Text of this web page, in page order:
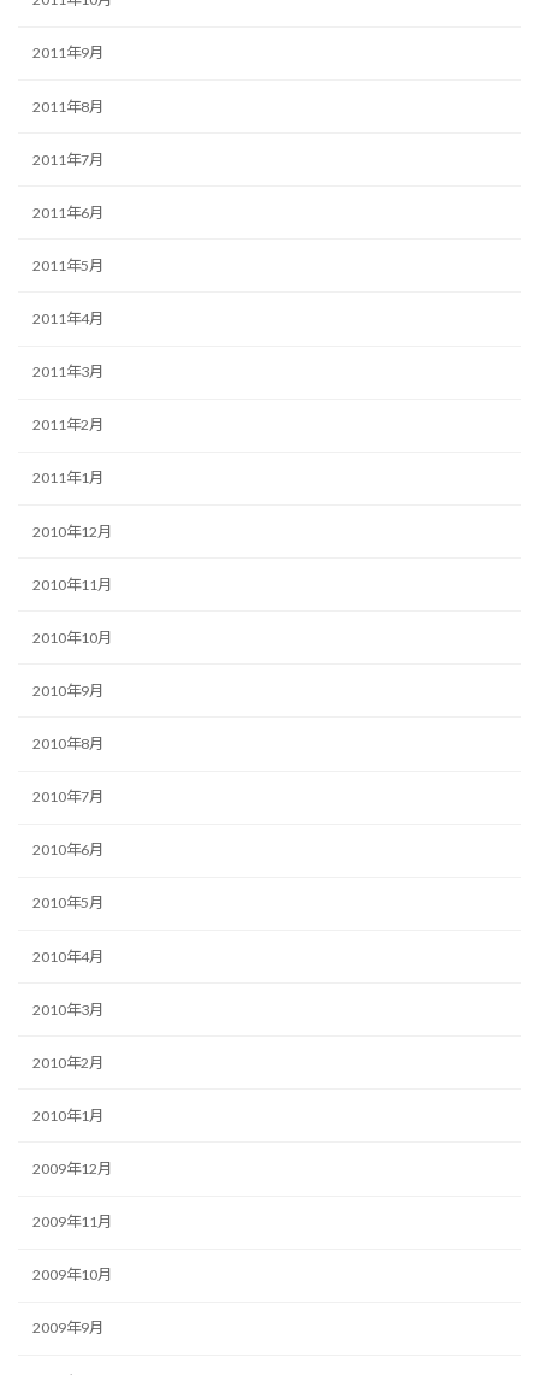
2011年9月
2011年8月
2011年7月
2011年6月
2011年5月
2011年4月
2011年3月
2011年2月
2011年1月
2010年12月
2010年11月
2010年10月
2010年9月
2010年8月
2010年7月
2010年6月
2010年5月
2010年4月
2010年3月
2010年2月
2010年1月
2009年12月
2009年11月
2009年10月
2009年9月